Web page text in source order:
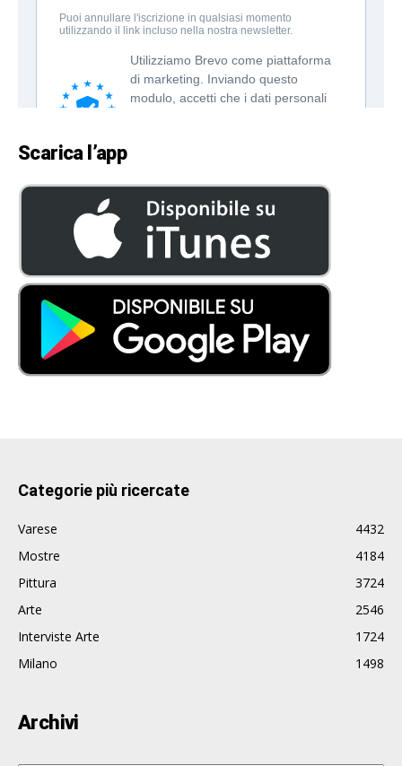
Scarica l’app
Categorie più ricercate
Varese
4432
Mostre
4184
Pittura
3724
Arte
2546
Interviste Arte
1724
Milano
1498
Archivi
Archivi